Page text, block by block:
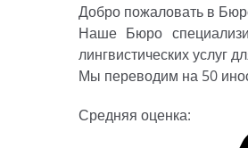
Добро пожаловать в
Наше Бюро
лингвистических услуг
Мы переводим на 50
Средняя оценка: